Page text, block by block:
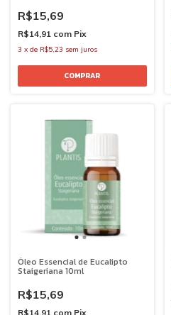
R$15,69
R$14,91 com Pix
3 x de R$5,23 sem juros
Óleo Essencial de Eucalipto
Staigeriana 10ml
R$15,69
R$14,91 com Pix